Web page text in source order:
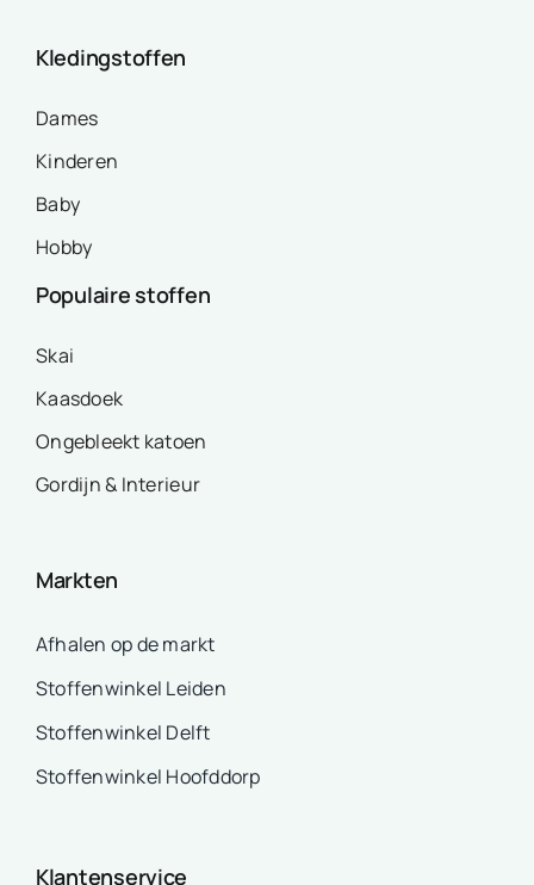
Kledingstoffen
Dames
Kinderen
Baby
Hobby
Populaire stoffen
Skai
Kaasdoek
Ongebleekt katoen
Gordijn & Interieur
Markten
Afhalen op de markt
Stoffenwinkel Leiden
Stoffenwinkel Delft
Stoffenwinkel Hoofddorp
Klantenservice